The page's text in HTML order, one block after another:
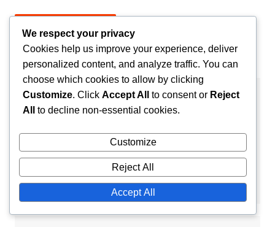
Links
Artikel durchsuchen
Unsere Geschichte
We respect your privacy
Cookies help us improve your experience, deliver
personalized content, and analyze traffic. You can
choose which cookies to allow by clicking
Customize. Click Accept All to consent or Reject
All
to decline non-essential cookies.
Customize
Reject All
Accept All